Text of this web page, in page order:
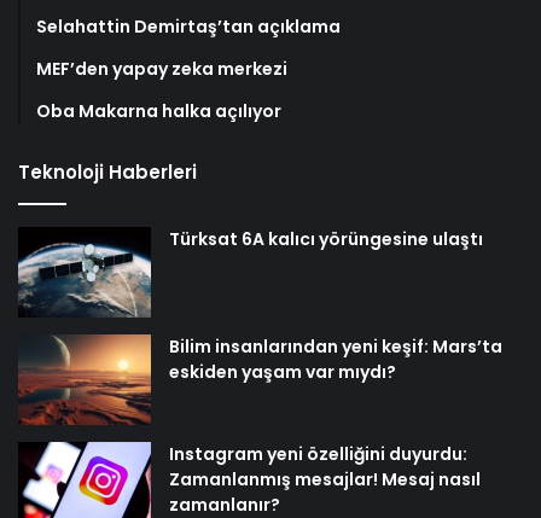
Selahattin Demirtaş’tan açıklama
MEF’den yapay zeka merkezi
Oba Makarna halka açılıyor
Teknoloji Haberleri
Türksat 6A kalıcı yörüngesine ulaştı
Bilim insanlarından yeni keşif: Mars’ta
eskiden yaşam var mıydı?
Instagram yeni özelliğini duyurdu:
Zamanlanmış mesajlar! Mesaj nasıl
zamanlanır?